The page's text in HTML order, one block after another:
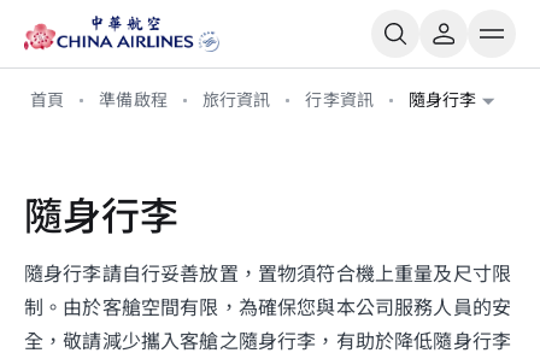
首頁 準備啟程 旅行資訊 行李資訊 隨身行李
隨身行李
隨身行李請自行妥善放置，置物須符合機上重量及尺寸限
制。由於客艙空間有限，為確保您與本公司服務人員的安
全，敬請減少攜入客艙之隨身行李，有助於降低隨身行李